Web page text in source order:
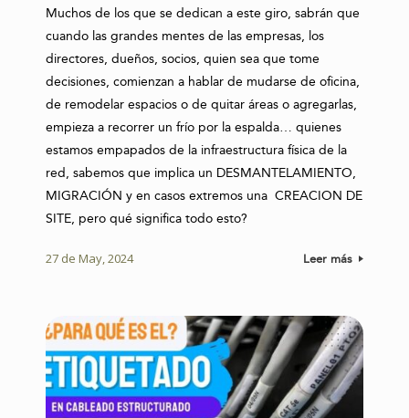
Muchos de los que se dedican a este giro, sabrán que
cuando las grandes mentes de las empresas, los
directores, dueños, socios, quien sea que tome
decisiones, comienzan a hablar de mudarse de oficina,
de remodelar espacios o de quitar áreas o agregarlas,
empieza a recorrer un frío por la espalda… quienes
estamos empapados de la infraestructura física de la
red, sabemos que implica un DESMANTELAMIENTO,
MIGRACIÓN y en casos extremos una CREACION DE
SITE, pero qué significa todo esto?
27 de May, 2024 Leer más